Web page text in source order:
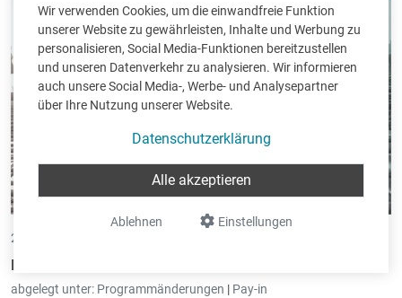
Wir verwenden Cookies, um die einwandfreie Funktion
unserer Website zu gewährleisten, Inhalte und Werbung zu
personalisieren, Social Media-Funktionen bereitzustellen
und unseren Datenverkehr zu analysieren. Wir informieren
auch unsere Social Media-, Werbe- und Analysepartner
über Ihre Nutzung unserer Website.
Datenschutzerklärung
Einstellungen
Ablehnen
Alle akzeptieren
24.03.2025 •
abgelegt unter: Programmänderungen | Pay-in